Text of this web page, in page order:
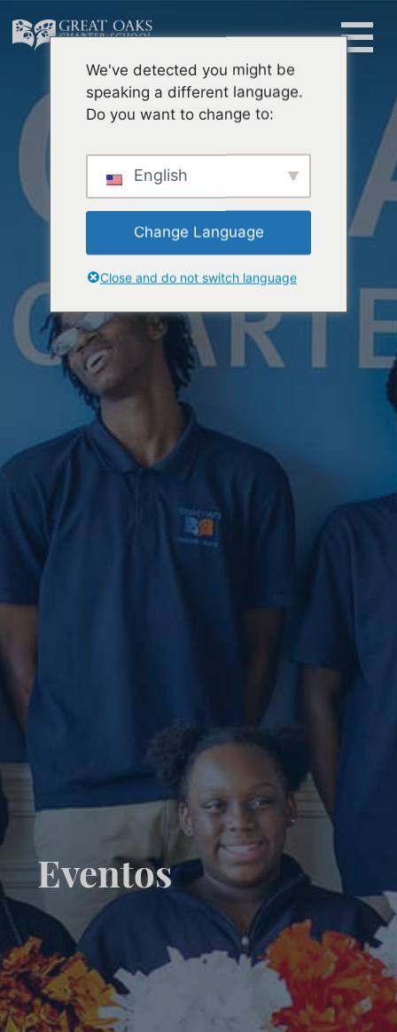
content
Eventos
We've detected you might be
speaking a different language.
Do you want to change to:
English
Change Language
Close and do not switch language